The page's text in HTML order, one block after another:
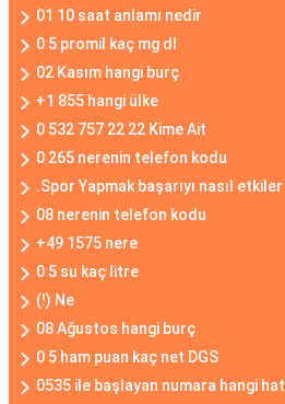
01 10 saat anlamı nedir
0 5 promil kaç mg dl
02 Kasım hangi burç
+1 855 hangi ülke
0 532 757 22 22 Kime Ait
0 265 nerenin telefon kodu
.Spor Yapmak başarıyı nasıl etkiler
08 nerenin telefon kodu
+49 1575 nere
0 5 su kaç litre
(!) Ne
08 Ağustos hangi burç
0 5 ham puan kaç net DGS
0535 ile başlayan numara hangi hat